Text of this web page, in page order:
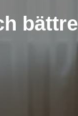
bättre